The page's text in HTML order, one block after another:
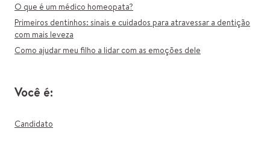
O que é um médico homeopata?
Primeiros dentinhos: sinais e cuidados para atravessar a dentição
com mais leveza
Como ajudar meu filho a lidar com as emoções dele
Você é:
Candidato